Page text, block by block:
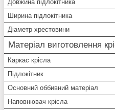
Довжина підлокітника
Ширина підлокітника
Діаметр хрестовини
Матеріал виготовлення
Каркас крісла
Підлокітник
Основний оббивний матеріал
Наповнювач крісла